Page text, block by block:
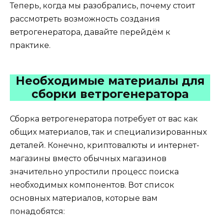
Теперь, когда мы разобрались, почему стоит
рассмотреть возможность создания
ветрогенератора, давайте перейдём к
практике.
Необходимые материалы для
сборки ветрогенератора
Сборка ветрогенератора потребует от вас как
общих материалов, так и специализированных
деталей. Конечно, криптовалюты и интернет-
магазины вместо обычных магазинов
значительно упростили процесс поиска
необходимых компонентов. Вот список
основных материалов, которые вам
понадобятся: